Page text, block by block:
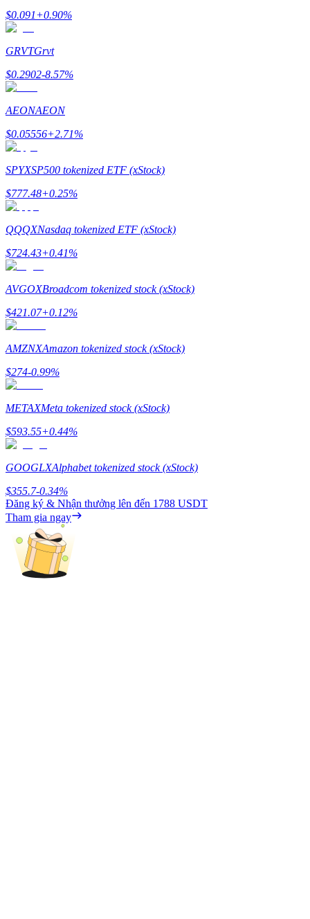
Giới thiệu
Mời một người bạn để nhận phần thưởng tiền mặt
BTC Welcome Rewards
Share 500000 CASHCAT prize pool
Exclusive for BitMart Users
Register & Trade to Win 500,000 USDT
$0.091+0.90%
GRVTGrvt
$0.2902-8.57%
AEONAEON
$0.05556+2.71%
SPYXSP500 tokenized ETF (xStock)
$777.48+0.25%
QQQXNasdaq tokenized ETF (xStock)
$724.43+0.41%
AVGOXBroadcom tokenized stock (xStock)
$421.07+0.12%
AMZNXAmazon tokenized stock (xStock)
$274-0.99%
METAXMeta tokenized stock (xStock)
$593.55+0.44%
GOOGLXAlphabet tokenized stock (xStock)
$355.7-0.34%
Đăng ký & Nhận thưởng lên đến 1788 USDT
Tham gia ngay